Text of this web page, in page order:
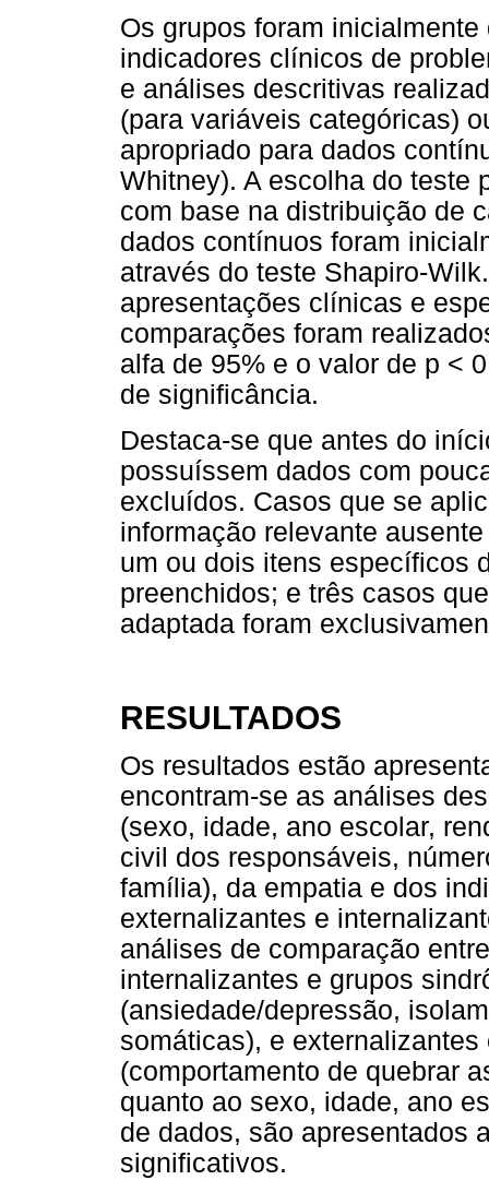
Os grupos foram
indicadores clínicos de
e análises descritivas
(para variáveis categóricas)
apropriado para dados
Whitney). A escolha do teste
com base na distribuição de
dados contínuos foram
através do teste Shapiro-
apresentações clínicas e
comparações foram
alfa de 95% e o valor de p <
de significância.
Destaca-se que antes do
possuíssem dados com
excluídos. Casos que se
informação relevante
um ou dois itens específicos
preenchidos; e três casos
adaptada foram
RESULTADOS
Os resultados estão
encontram-se as análises
(sexo, idade, ano escolar,
civil dos responsáveis,
família), da empatia e dos
externalizantes e
análises de comparação
internalizantes e grupos
(ansiedade/depressão,
somáticas), e
(comportamento de quebrar
quanto ao sexo, idade, ano
de dados, são apresentados
significativos.